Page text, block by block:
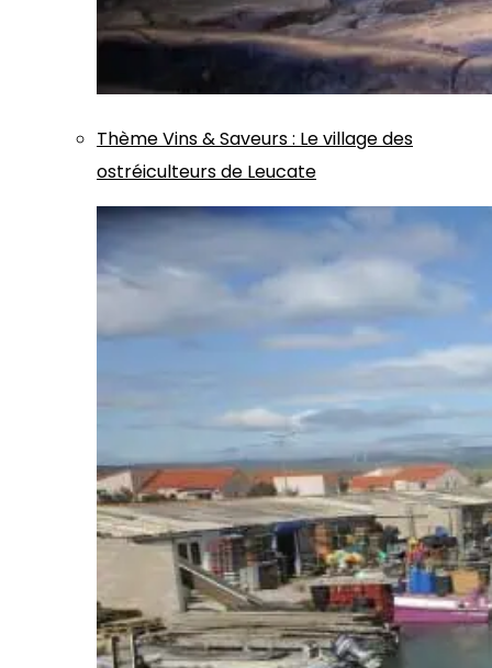
ThèmeVins & Saveurs: Le village des
ostréiculteurs de Leucate